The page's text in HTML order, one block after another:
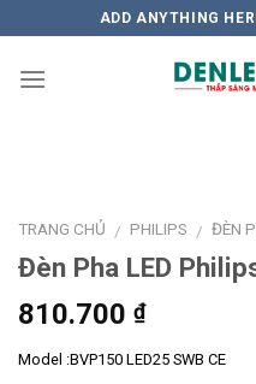
to
content
ADD ANYTHING
TRANG CHỦ / PHILIPS / ĐÈN
Đèn Pha LED
810.700 ₫
Model :BVP150 LED25 SWB CE